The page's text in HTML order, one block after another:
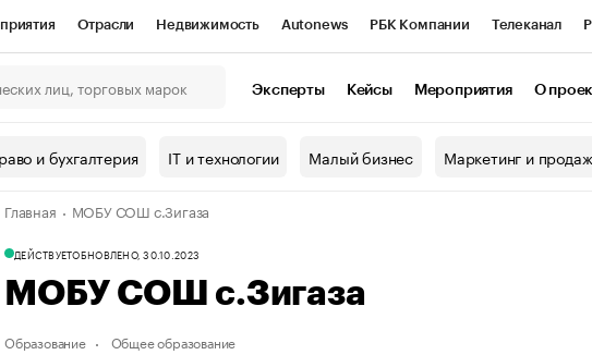
Отрасли Недвижимость Autonews РБК Компании Телеканал
Спецпроекты Проверка контрагентов
валюты
Эксперты Кейсы Мероприятия О
и бухгалтерия IT и технологии Малый бизнес Маркетинг и
Главная МОБУ СОШ с.Зигаза
ДЕЙСТВУЕТОБНОВЛЕНО, 30.10.2023
МОБУ СОШ с.Зигаза
Образование Общее образование